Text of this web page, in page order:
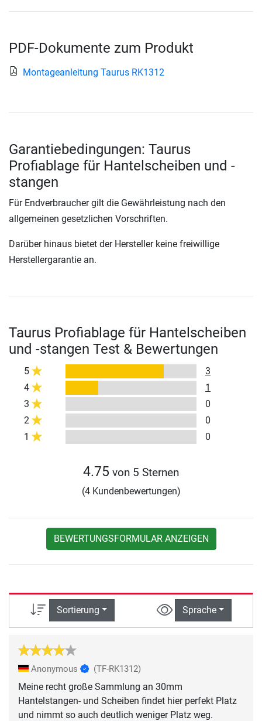
PDF-Dokumente zum Produkt
Montageanleitung Taurus RK1312
Garantiebedingungen: Taurus
Profiablage für Hantelscheiben und -
stangen
Für Endverbraucher gilt die Gewährleistung nach den
allgemeinen gesetzlichen Vorschriften.
Darüber hinaus bietet der Hersteller keine freiwillige
Herstellergarantie an.
Taurus Profiablage für Hantelscheiben
und -stangen Test & Bewertungen
5
3
4
1
3
0
2
0
1
0
4.75 von 5 Sternen
(4 Kundenbewertungen)
BEWERTUNGSFORMULAR ANZEIGEN
Sortierung Sprache
Anonymous (TF-RK1312)
Meine recht große Sammlung an 30mm
Hantelstangen- und Scheiben findet hier perfekt Platz
und nimmt so auch deutlich weniger Platz weg.